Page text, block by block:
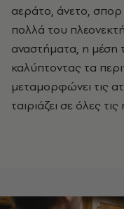
αεράτο, άνετο, σπορ
πολλά του
αναστήματα, η μέση
καλύπτοντας τα
μεταμορφώνει τις
ταιριάζει σε όλες τις